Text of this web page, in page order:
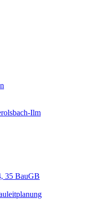
Ilm
35 BauGB